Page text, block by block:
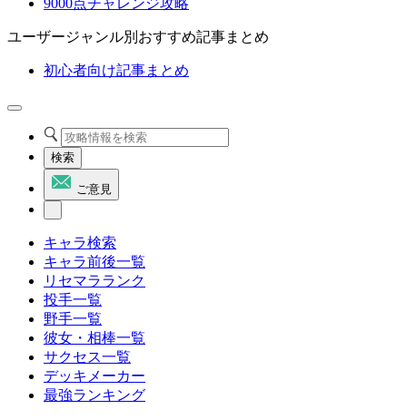
9000点チャレンジ攻略
ユーザージャンル別おすすめ記事まとめ
初心者向け記事まとめ
検索
ご意見
キャラ検索
キャラ前後一覧
リセマラランク
投手一覧
野手一覧
彼女・相棒一覧
サクセス一覧
デッキメーカー
最強ランキング